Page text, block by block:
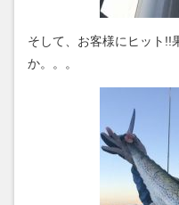
そして、お客様にヒット!!
か。。。